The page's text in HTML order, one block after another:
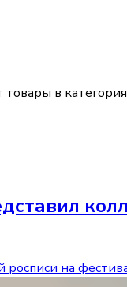
товары в
на